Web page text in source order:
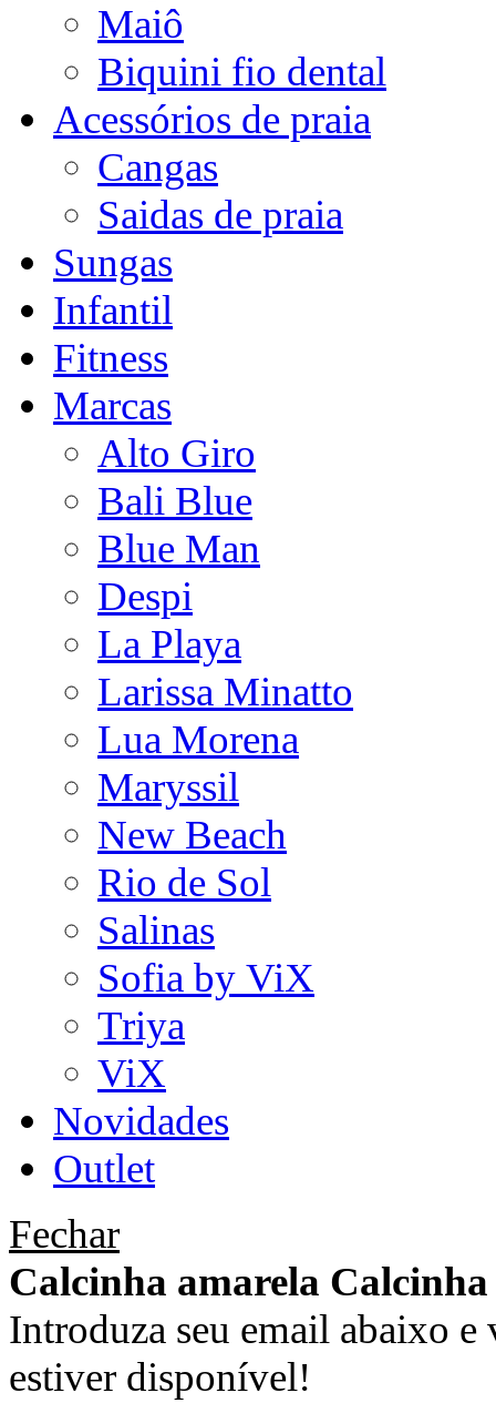
Maiô
Biquini fio dental
Acessórios de praia
Cangas
Saidas de praia
Sungas
Infantil
Fitness
Marcas
Alto Giro
Bali Blue
Blue Man
Despi
La Playa
Larissa Minatto
Lua Morena
Maryssil
New Beach
Rio de Sol
Salinas
Sofia by ViX
Triya
ViX
Novidades
Outlet
Fechar
Calcinha amarela
Introduza seu email abaixo
estiver disponível!